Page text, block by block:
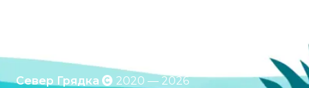
Север Грядка
2020 — 2026